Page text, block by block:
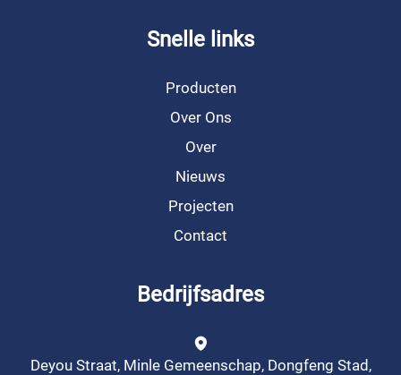
Snelle links
Producten
Over Ons
Over
Nieuws
Projecten
Contact
Bedrijfsadres
Deyou Straat, Minle Gemeenschap, Dongfeng Stad,